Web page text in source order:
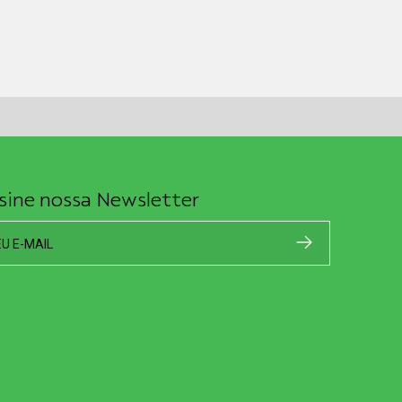
nossa Newsletter
E-MAIL